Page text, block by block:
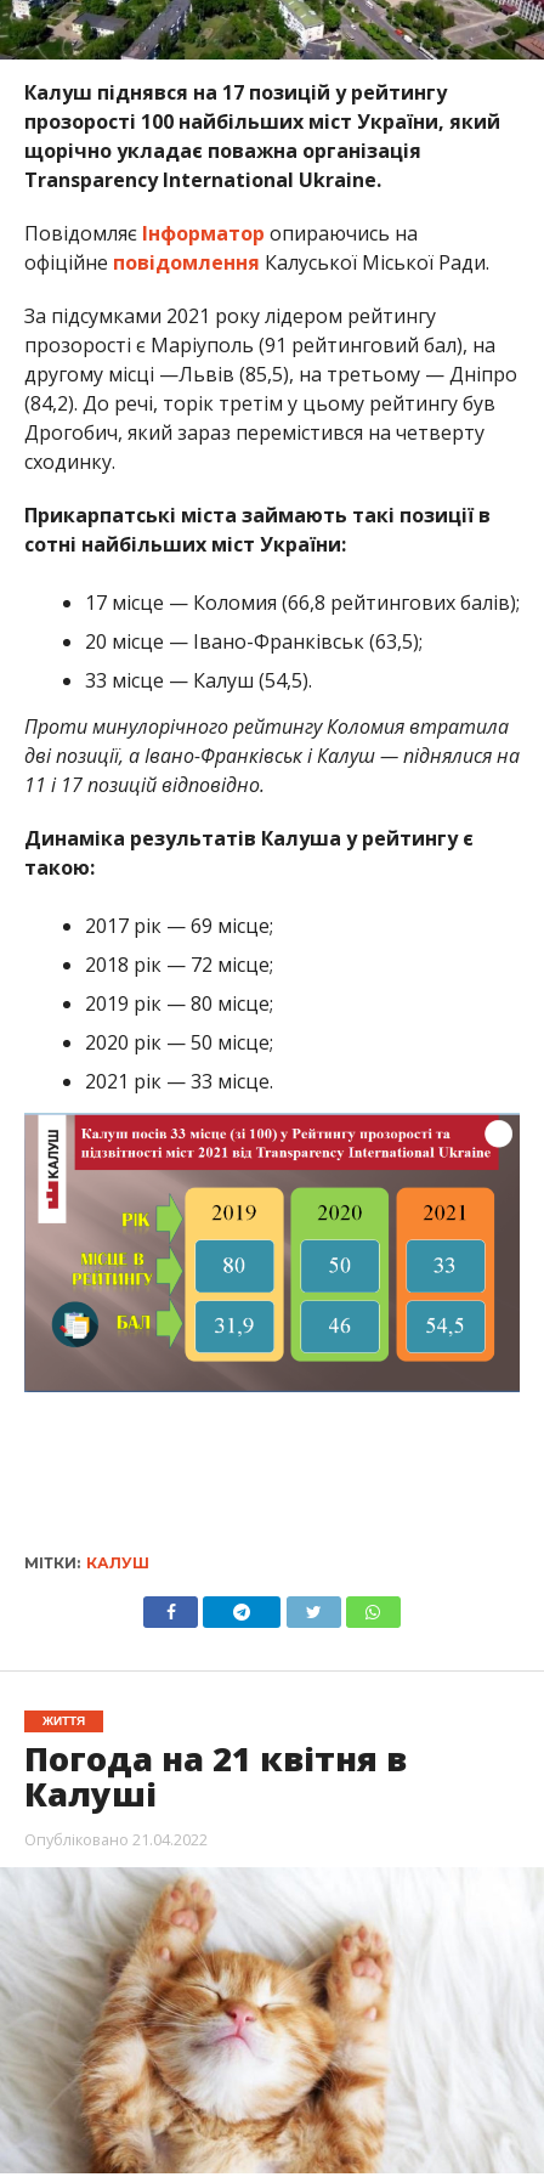
Калуш піднявся на 17 позицій у рейтингу
прозорості 100 найбільших міст України, який
щорічно укладає поважна організація
Transparency International Ukraine.
Повідомляє Інформатор опираючись на
офіційне повідомлення Калуської Міської Ради.
За підсумками 2021 року лідером рейтингу
прозорості є Маріуполь (91 рейтинговий бал), на
другому місці —Львів (85,5), на третьому — Дніпро
(84,2). До речі, торік третім у цьому рейтингу був
Дрогобич, який зараз перемістився на четверту
сходинку.
Прикарпатські міста займають такі позиції в
сотні найбільших міст України:
17 місце — Коломия (66,8 рейтингових балів);
20 місце — Івано-Франківськ (63,5);
33 місце — Калуш (54,5).
Проти минулорічного рейтингу Коломия втратила
дві позиції, а Івано-Франківськ і Калуш — піднялися на
11 і 17 позицій відповідно.
Динаміка результатів Калуша у рейтингу є
такою:
2017 рік — 69 місце;
2018 рік — 72 місце;
2019 рік — 80 місце;
2020 рік — 50 місце;
2021 рік — 33 місце.
МІТКИ: КАЛУШ
ЖИТТЯ
Погода на 21 квітня в
Калуші
Опубліковано 21.04.2022